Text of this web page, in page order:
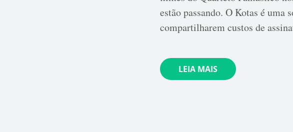
estão passando. O Kotas é uma
compartilharem custos de
LEIA MAIS